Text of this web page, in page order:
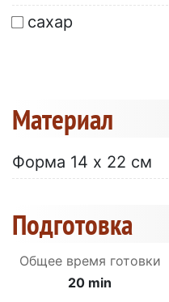
сахар
Материал
Форма 14 x 22 см
Подготовка
Общее время готовки
20 min